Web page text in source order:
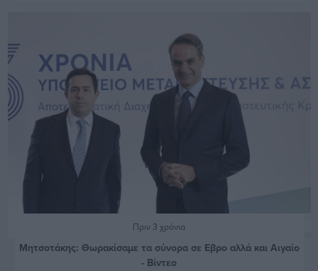
Πριν 3 χρόνια
Μητσοτάκης: Θωρακίσαμε τα σύνορα σε Εβρο αλλά και Αιγαίο
- Βίντεο